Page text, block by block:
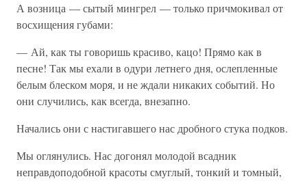
А возница — сытый мингрел — только причмокивал от
восхищения губами:
— Ай, как ты говоришь красиво, кацо! Прямо как в
песне! Так мы ехали в одури летнего дня, ослепленные
белым блеском моря, и не ждали никаких событий. Но
они случились, как всегда, внезапно.
Начались они с настигавшего нас дробного стука подков.
Мы оглянулись. Нас догонял молодой всадник
неправдоподобной красоты смуглый, тонкий и томный,